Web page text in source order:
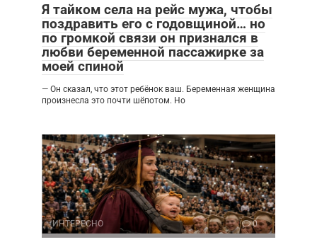
Я тайком села на рейс мужа, чтобы
поздравить его с годовщиной… но
по громкой связи он признался в
любви беременной пассажирке за
моей спиной
— Он сказал, что этот ребёнок ваш. Беременная женщина
произнесла это почти шёпотом. Но
ИНТЕРЕСНО 0